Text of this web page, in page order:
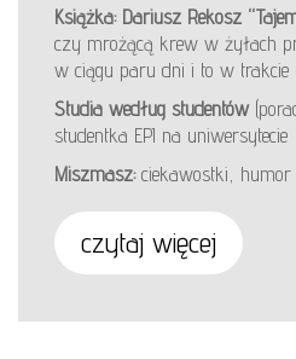
Książka: Dariusz Rekosz
czy mrożącą krew w żyłach
w ciągu paru dni i to w trakcie
Studia według studentów
studentka EPI na uniwersytecie
Miszmasz:ciekawostki, humor
czytaj więcej